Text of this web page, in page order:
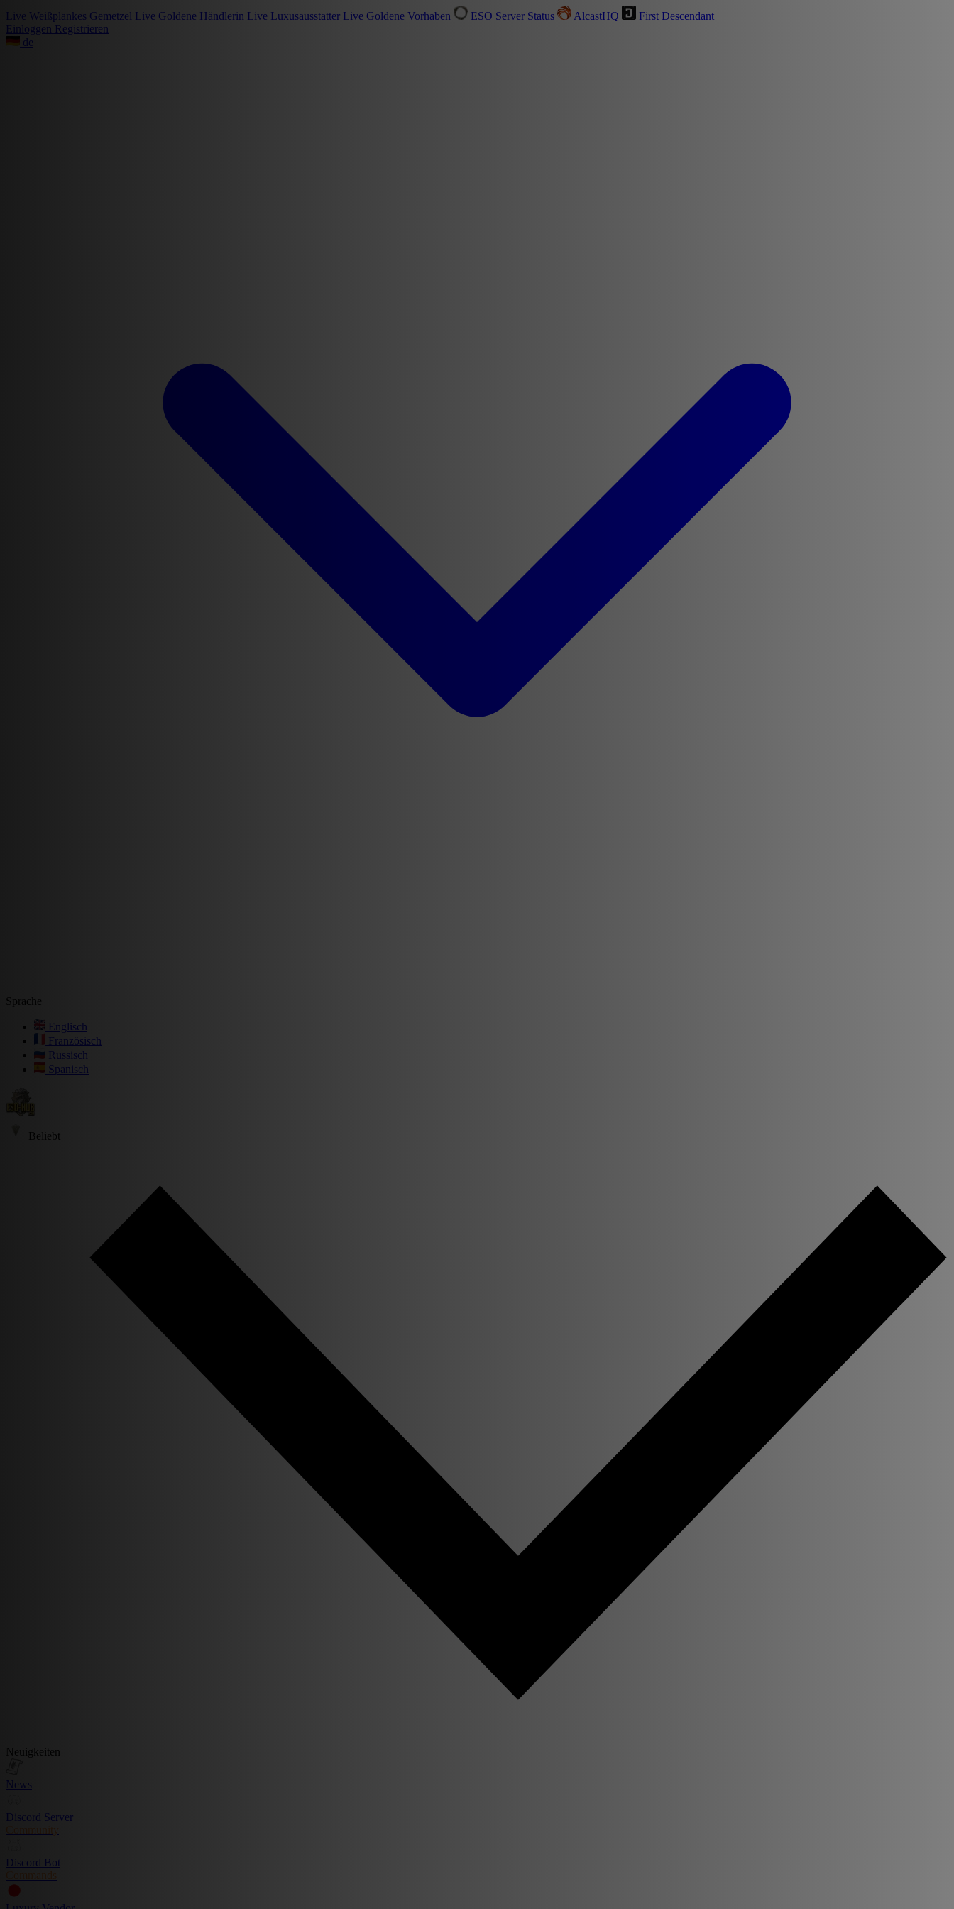
Live Weißplankes Gemetzel Live Goldene Händlerin Live Luxusausstatter Live Goldene Vorhaben ESO Server Status AlcastHQ
First Descendant
Einloggen Registrieren
de
Sprache
Englisch
Französisch
Russisch
Spanisch
Beliebt
Neuigkeiten
News
Discord Server
Community
Discord Bot